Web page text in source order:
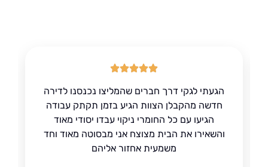
הגעתי לגקי דרך חברים שהמליצו נכנסנו לדירה
חדשה מהקבלן הצוות הגיע בזמן תקתק עבודה
הגיעו עם כל החומרי ניקוי עבדו יסודי מאוד
והשאירו את הבית מצוצח אני מבסוטה מאוד וחד
משמעית אחזור אליהם